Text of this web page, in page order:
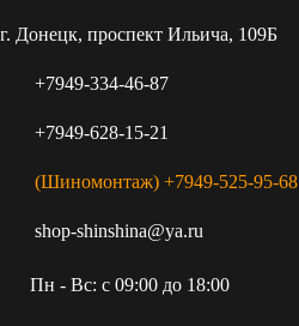
г. Донецк, проспект Ильича, 109Б
+7949-334-46-87
+7949-628-15-21
(Шиномонтаж) +7949-525-95-68
shop-shinshina@ya.ru
Пн - Вс: c 09:00 до 18:00